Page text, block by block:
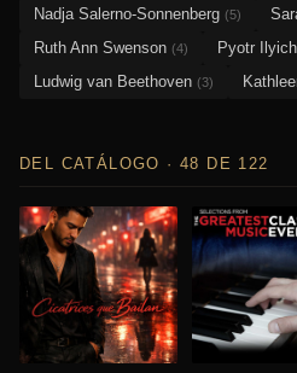
Nadja Salerno-Sonnenberg (5)
Ruth Ann Swenson (4) Pyotr
Ludwig van Beethoven (3)
DEL CATÁLOGO · 48 DE 122